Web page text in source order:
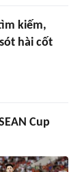
kiếm,
hài cốt
Cup